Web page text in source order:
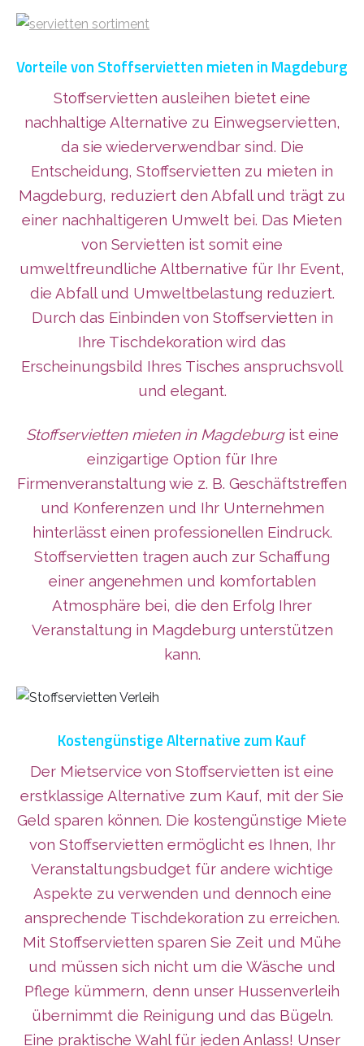
Vorteile von Stoffservietten mieten in Magdeburg
Stoffservietten ausleihen bietet eine
nachhaltige Alternative zu Einwegservietten,
da sie wiederverwendbar sind. Die
Entscheidung, Stoffservietten zu mieten in
Magdeburg, reduziert den Abfall und trägt zu
einer nachhaltigeren Umwelt bei. Das Mieten
von Servietten ist somit eine
umweltfreundliche Altbernative für Ihr Event,
die Abfall und Umweltbelastung reduziert.
Durch das Einbinden von Stoffservietten in
Ihre Tischdekoration wird das
Erscheinungsbild Ihres Tisches anspruchsvoll
und elegant.
Stoffservietten mieten in Magdeburgist eine
einzigartige Option für Ihre
Firmenveranstaltung wie z. B. Geschäftstreffen
und Konferenzen und Ihr Unternehmen
hinterlässt einen professionellen Eindruck.
Stoffservietten tragen auch zur Schaffung
einer angenehmen und komfortablen
Atmosphäre bei, die den Erfolg Ihrer
Veranstaltung in Magdeburg unterstützen
kann.
Kostengünstige Alternative zum Kauf
Der Mietservice von Stoffservietten ist eine
erstklassige Alternative zum Kauf, mit der Sie
Geld sparen können. Die kostengünstige Miete
von Stoffservietten ermöglicht es Ihnen, Ihr
Veranstaltungsbudget für andere wichtige
Aspekte zu verwenden und dennoch eine
ansprechende Tischdekoration zu erreichen.
Mit Stoffservietten sparen Sie Zeit und Mühe
und müssen sich nicht um die Wäsche und
Pflege kümmern, denn unser Hussenverleih
übernimmt die Reinigung und das Bügeln.
Eine praktische Wahl für jeden Anlass! Unser